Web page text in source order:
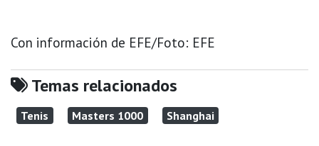
Con información de EFE/Foto: EFE
Temas relacionados
Tenis Masters 1000 Shanghai